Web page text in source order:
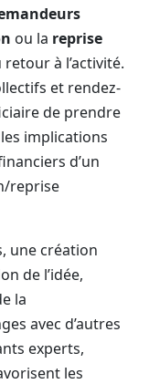
ou la reprise
à l’activité.
et rendez-
de prendre
les implications
d’un
reprise
une création
de l’idée,
la
avec d’autres
experts,
les